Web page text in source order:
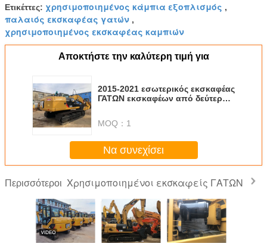
Ετικέττες: χρησιμοποιημένος κάμπια εξοπλισμός ,
παλαιός εκσκαφέας γατών ,
χρησιμοποιημένος εκσκαφέας καμπιών
Αποκτήστε την καλύτερη τιμή για
2015-2021 εσωτερικός εκσκαφέας
ΓΑΤΩΝ εκσκαφέων από δεύτερο
MOQ： 1
Να συνεχίσει
Περισσότεροι Χρησιμοποιημένοι εκσκαφείς ΓΑΤΩΝ